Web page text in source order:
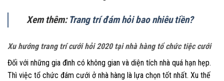
Xem thêm:Trang trí đám hỏi bao nhiêu tiền?
Xu hướng trang trí cưới hỏi 2020 tại nhà hàng tổ chức tiệc cưới
Đối với những gia đình có không gian và diện tích nhà quá hạn hẹp.
Thì việc tổ chức đám cưới ở nhà hàng là lựa chọn tốt nhất. Xu thế